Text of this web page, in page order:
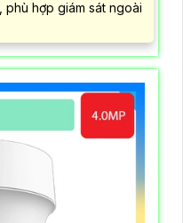
phù hợp giám sát ngoài